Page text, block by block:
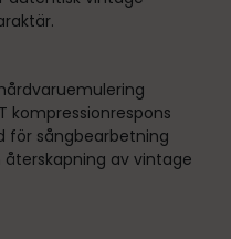
kompressionrespons
för sångbearbetning
återskapning av vintage